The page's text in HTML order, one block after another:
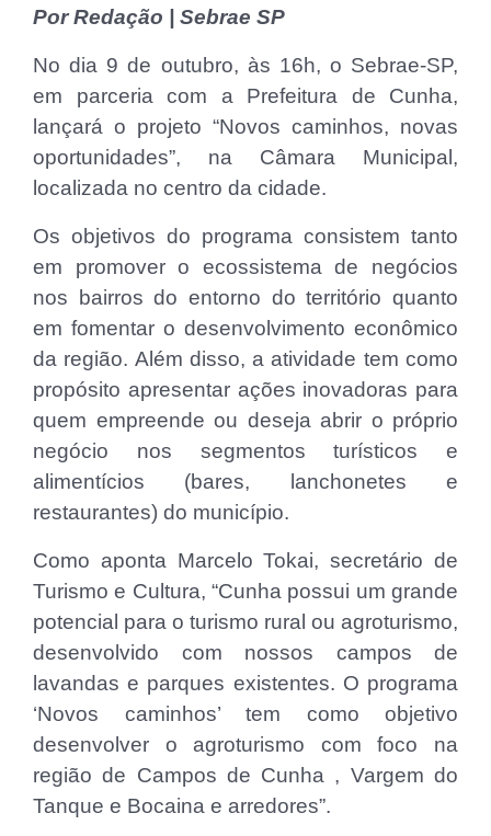
Por Redação | Sebrae SP
No dia 9 de outubro, às 16h, o Sebrae-SP,
em parceria com a Prefeitura de Cunha,
lançará o projeto “Novos caminhos, novas
oportunidades”, na Câmara Municipal,
localizada no centro da cidade.
Os objetivos do programa consistem tanto
em promover o ecossistema de negócios
nos bairros do entorno do território quanto
em fomentar o desenvolvimento econômico
da região. Além disso, a atividade tem como
propósito apresentar ações inovadoras para
quem empreende ou deseja abrir o próprio
negócio nos segmentos turísticos e
alimentícios (bares, lanchonetes e
restaurantes) do município.
Como aponta Marcelo Tokai, secretário de
Turismo e Cultura, “Cunha possui um grande
potencial para o turismo rural ou agroturismo,
desenvolvido com nossos campos de
lavandas e parques existentes. O programa
‘Novos caminhos’ tem como objetivo
desenvolver o agroturismo com foco na
região de Campos de Cunha , Vargem do
Tanque e Bocaina e arredores”.